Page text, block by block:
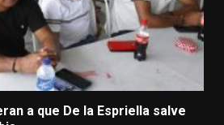
a que De la Espriella salve